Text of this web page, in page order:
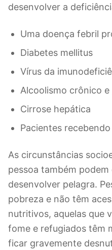
desenvolver a
Uma doença febril
Diabetes mellitus
Vírus da
Alcoolismo crônico
Cirrose hepática
Pacientes
As circunstâncias
pessoa também
desenvolver pelagra.
pobreza e não têm
nutritivos, aquelas que
fome e refugiados têm
ficar gravemente